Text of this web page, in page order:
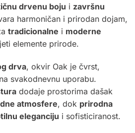
drvenu boju i završnu
harmoničan i prirodan dojam,
tradicionalne i moderne
elemente prirode.
drva, okvir Oak je čvrst,
svakodnevnu uporabu.
dodaje prostorima dašak
atmosfere, dok prirodna
eleganciju i sofisticiranost.